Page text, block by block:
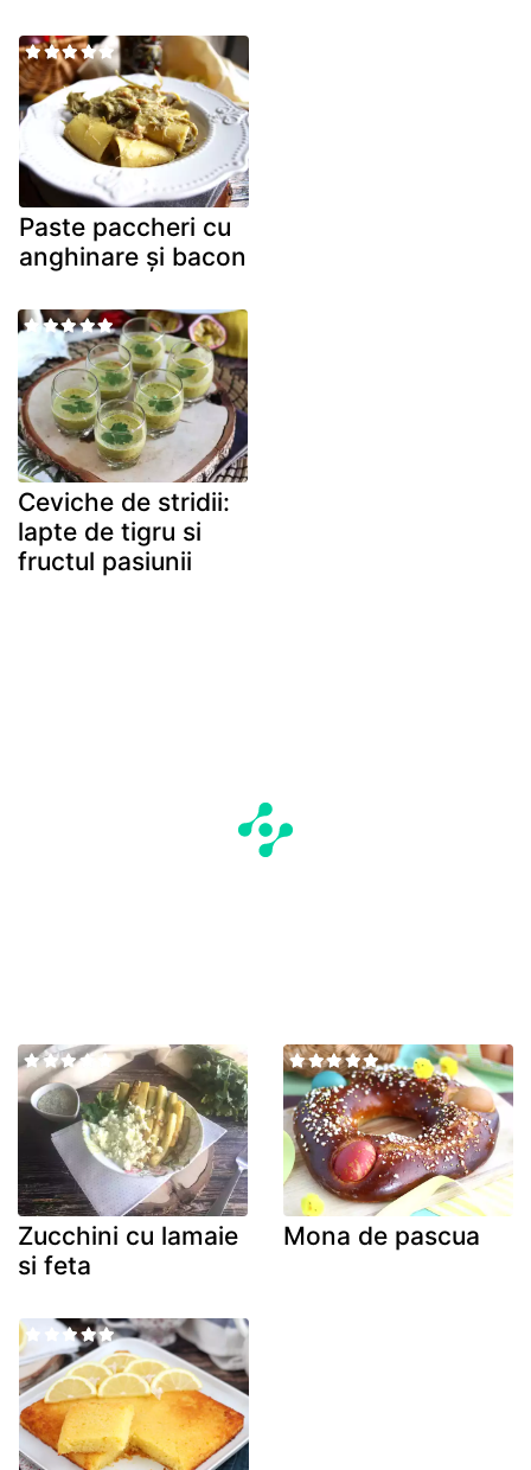
Paste paccheri cu
anghinare și bacon
Ceviche de stridii:
lapte de tigru si
fructul pasiunii
Zucchini cu lamaie
si feta
Mona de pascua